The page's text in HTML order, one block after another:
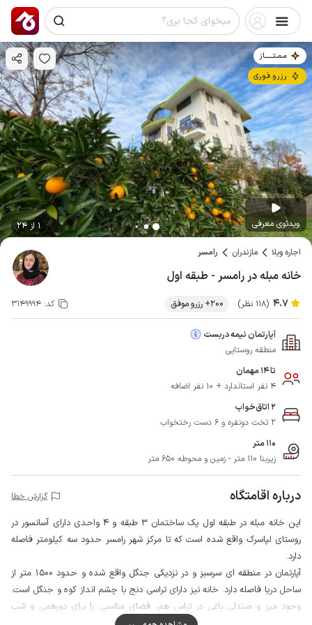
ویدئوی معرفی
مـمـتــــــاز
رزرو فوری
1 از 24
اجاره ویلا مازندران رامسر
خانه مبله در رامسر - طبقه اول
4.7 (118 نظر) 200+ رزرو موفق کد: 3149994
آپارتمان نیمه دربست
منطقه روستایی
تا 14 مهمان
4 نفر استاندارد + 10 نفر اضافه
2 اتاق‌خواب
2 تخت دونفره و 6 دست رختخواب
110 متر
زیربنا 110 متر - زمین و محوطه 650 متر
درباره اقامتگاه گزارش خطا
این خانه مبله در طبقه اول یک ساختمان 3 طبقه و 4 واحدی دارای آسانسور در
روستای لپاسرک واقع شده است که تا مرکز شهر رامسر حدود سه کیلومتر فاصله
دارد.
آپارتمان در منطقه ای سرسبز و در نزدیکی جنگل واقع شده و حدود 1500 متر از
ساحل دریا فاصله دارد. خانه نیز دارای تراسی دنج با چشم انداز کوه و جنگل است.
وجود میز و صندلی باغی در تراس هم، فضای مناسبی را برای دورهمی و شب